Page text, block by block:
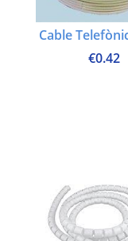
Cable
€0.42